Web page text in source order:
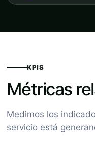
KPIS
Métricas
Medimos los
servicio está